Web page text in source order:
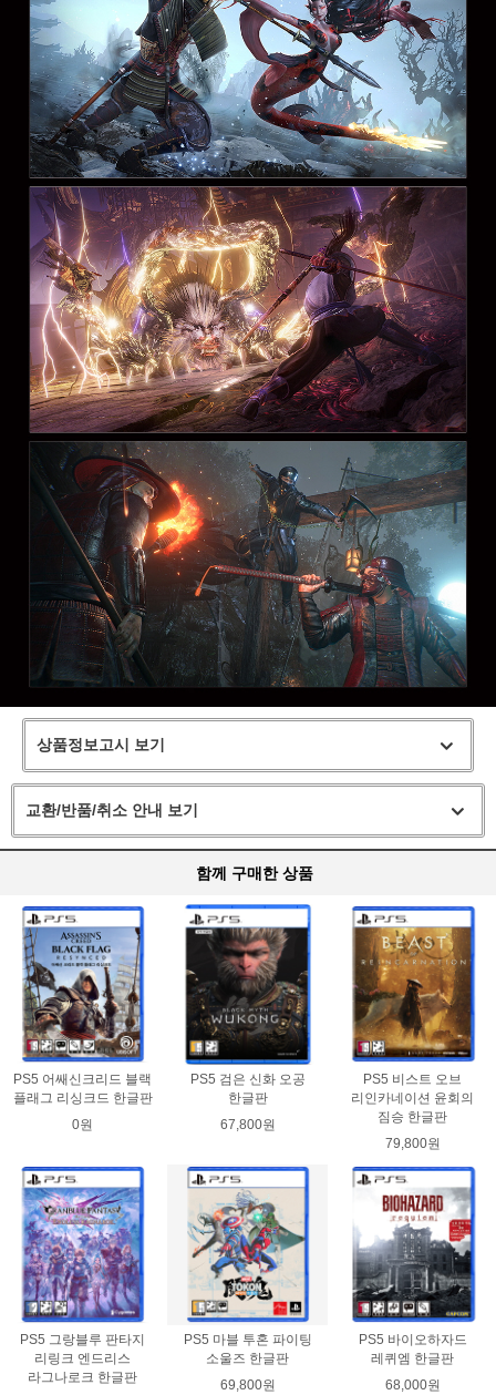
상품정보고시 보기
교환/반품/취소 안내 보기
함께 구매한 상품
PS5 어쌔신크리드 블랙
플래그 리싱크드 한글판
0원
PS5 검은 신화 오공
한글판
67,800원
PS5 비스트 오브
리인카네이션 윤회의
짐승 한글판
79,800원
PS5 그랑블루 판타지
리링크 엔드리스
라그나로크 한글판
PS5 마블 투혼 파이팅
소울즈 한글판
69,800원
PS5 바이오하자드
레퀴엠 한글판
68,000원